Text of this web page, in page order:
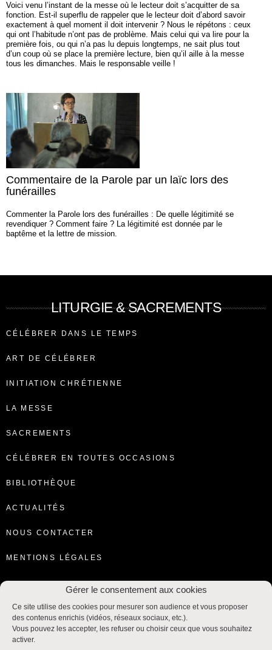
Gérer le consentement aux cookies
Ce site utilise des cookies pour mesurer son audience et vous proposer
des contenus enrichis (vidéos, réseaux sociaux, etc.).
Vous pouvez les accepter, les refuser ou choisir ceux que vous souhaitez
activer.
Voici venu l’instant de la messe où le lecteur doit s’acquitter de sa
fonction. Est-il superflu de rappeler que le lecteur doit d’abord savoir
exactement à quel moment il doit intervenir ? Nous le répétons : ceux
qui ont l’habitude n’ont pas de problème. Mais celui qui va lire pour la
première fois, ou qui n’a pas lu depuis longtemps, ne sait plus tout
d’un coup où se place la première lecture, bien qu’il aille à la messe
tous les dimanches. Mais le responsable veille !
Commentaire de la Parole par un laïc lors des
funérailles
Commenter la Parole lors des funérailles : De quelle légitimité se
revendiquer ? Comment faire ? La légitimité est donnée par le
baptême et la lettre de mission.
LITURGIE & SACREMENTS
CÉLÉBRER DANS LE TEMPS
ART DE CÉLÉBRER
INITIATION CHRÉTIENNE
LA MESSE
SACREMENTS
CÉLÉBRER EN TOUTES OCCASIONS
BIBLIOTHÈQUE
ACTUALITÉS
NOUS CONTACTER
MENTIONS LÉGALES